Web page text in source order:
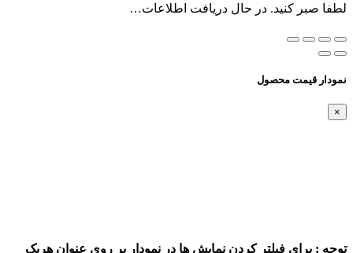
لطفا صبر کنید. در حال دریافت اطلاعات…
نمودار قیمت محصول
×
توجه : برای فیلتر کردن نمایش ها در نمودار بر روی عنوان هریک